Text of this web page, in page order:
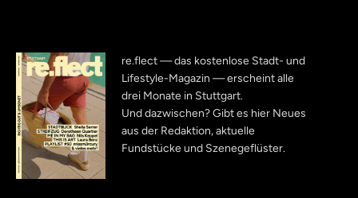
re.flect — das kostenlose Stadt- und
Lifestyle-Magazin — erscheint alle
drei Monate in Stuttgart.
Und dazwischen? Gibt es hier Neues
aus der Redaktion, aktuelle
Fundstücke und Szenegeflüster.